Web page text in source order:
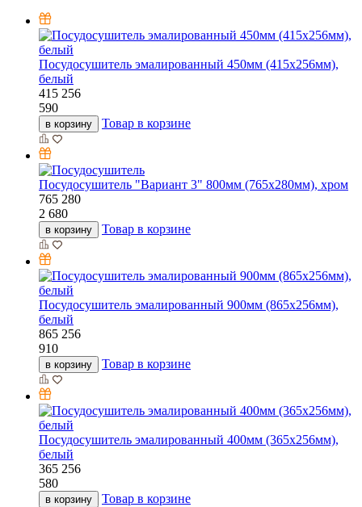
Посудосушитель эмалированный 450мм (415х256мм),
белый
415 256
590
в корзину Товар в корзине
Посудосушитель "Вариант 3" 800мм (765х280мм), хром
765 280
2 680
в корзину Товар в корзине
Посудосушитель эмалированный 900мм (865х256мм),
белый
865 256
910
в корзину Товар в корзине
Посудосушитель эмалированный 400мм (365х256мм),
белый
365 256
580
в корзину Товар в корзине